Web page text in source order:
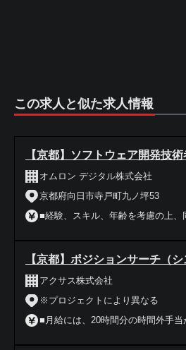
この求人と似た求人情報
【京都】ソフトウェア開発技術
オムロン デジタル株式会社
京都府向日市寺戸町九ノ坪53
■経験、スキル、年齢を考慮の上、
【京都】ポジションサーチ（シ
アクサス株式会社
※プロジェクトにより異なる
■月給には、20時間分の時間外手当